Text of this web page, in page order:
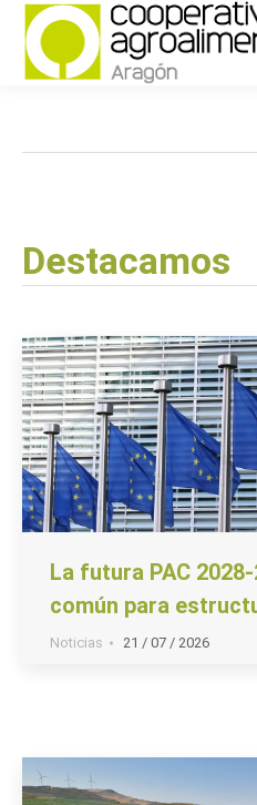
Destacamos
La futura PAC
común para
Noticias 21 / 07 / 2026